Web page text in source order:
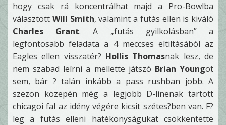
hogy csak rá koncentrálhat majd a Pro-Bowlba
választott Will Smith, valamint a futás ellen is kiváló
Charles Grant. A „futás gyilkolásban” a
legfontosabb feladata a 4 meccses eltiltásából az
Eagles ellen visszatér? Hollis Thomasnak lesz, de
nem szabad leírni a mellette játszó Brian Youngot
sem, bár ? talán inkább a pass rushban jobb. A
szezon közepén még a legjobb D-linenak tartott
chicagoi fal az idény végére kicsit szétes?ben van. F?
leg a futás elleni hatékonyságukat csökkentette